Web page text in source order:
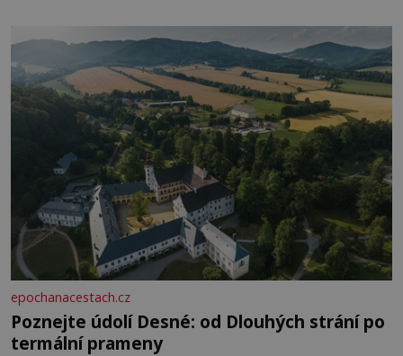
epochanacestach.cz
Poznejte údolí Desné: od Dlouhých strání po
termální prameny